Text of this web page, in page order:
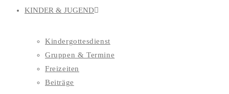
KINDER & JUGEND
Kindergottesdienst
Gruppen & Termine
Freizeiten
Beiträge